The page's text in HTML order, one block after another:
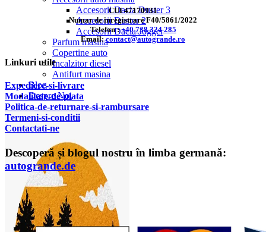
Accesorii Dacia Duster 3
Accesorii Duster 2
Accesorii Dacia Jogger
Parfum masina
Copertine auto
Incalzitor diesel
Antifurt masina
Blog
Despre Noi
CUI 47170931
Numar de inregistrare F40/5861/2022
Telefon :+40 738 324 285
Email:contact@autogrande.ro
Linkuri utile
Expediere-si-livrare
Modalitate-de-plata
Politica-de-returnare-si-rambursare
Termeni-si-conditii
Contactati-ne
Descoperă și blogul nostru în limba germană:
autogrande.de